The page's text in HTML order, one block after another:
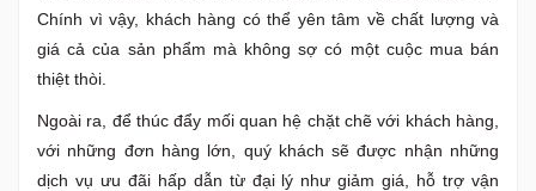
Chính vì vậy, khách hàng có thể yên tâm về chất lượng và
giá cả của sản phẩm mà không sợ có một cuộc mua bán
thiệt thòi.
Ngoài ra, để thúc đẩy mối quan hệ chặt chẽ với khách hàng,
với những đơn hàng lớn, quý khách sẽ được nhận những
dịch vụ ưu đãi hấp dẫn từ đại lý như giảm giá, hỗ trợ vận